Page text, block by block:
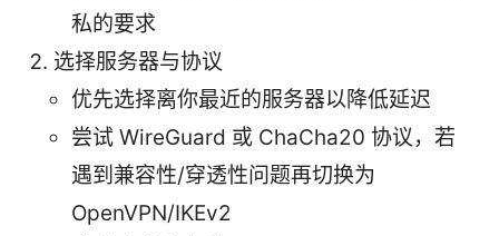
私的要求
选择服务器与协议
优先选择离你最近的服务器以降低延迟
尝试 WireGuard 或 ChaCha20 协议，若
遇到兼容性/穿透性问题再切换为
OpenVPN/IKEv2